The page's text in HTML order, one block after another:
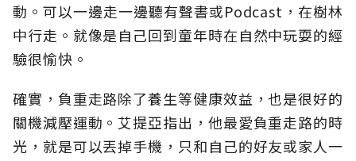
動。可以一邊走一邊聽有聲書或Podcast，在樹林
中行走。就像是自己回到童年時在自然中玩耍的經
驗很愉快。
確實，負重走路除了養生等健康效益，也是很好的
關機減壓運動。艾提亞指出，他最愛負重走路的時
光，就是可以丟掉手機，只和自己的好友或家人一